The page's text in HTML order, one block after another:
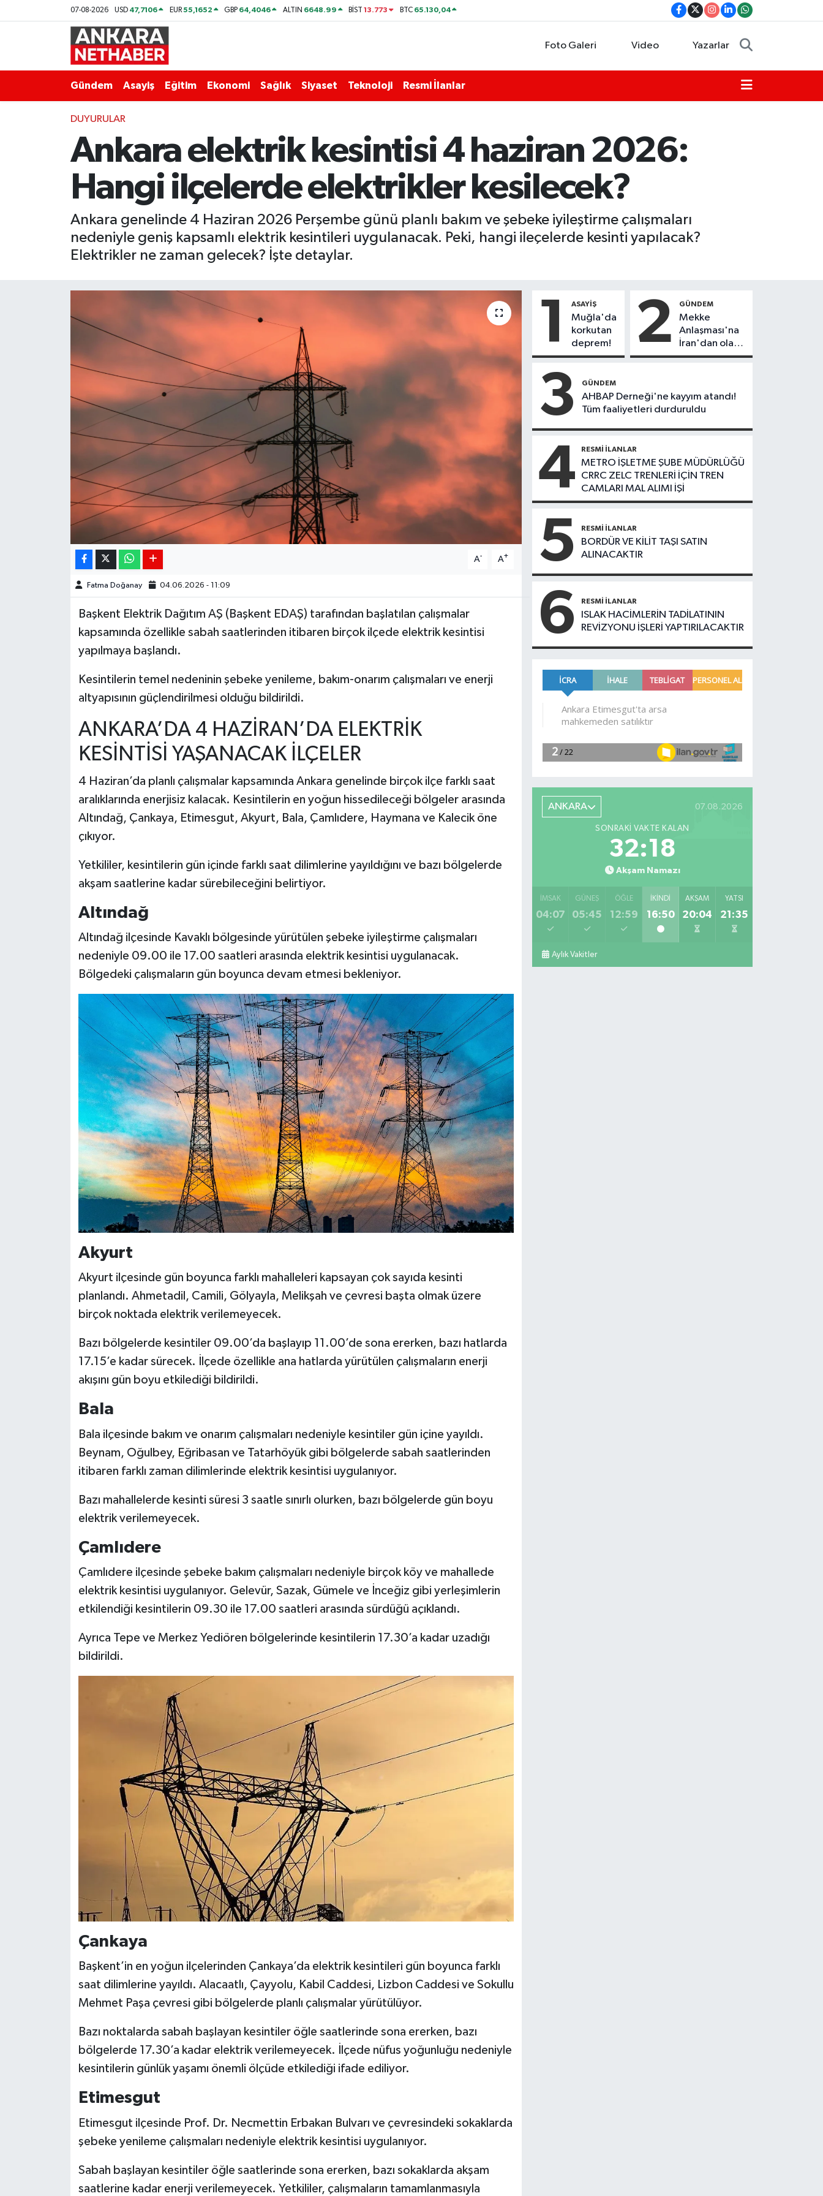
07-08-2026 USD 47,7106 EUR55,1652 GBP 64,4046 ALTIN 6648.99 BİST13.773 BTC 65.130,04
Foto Galeri Video Yazarlar
Gündem Asayiş Eğitim Ekonomi Sağlık Siyaset Teknoloji Resmi İlanlar
DUYURULAR
Ankara elektrik kesintisi 4 haziran 2026:
Hangi ilçelerde elektrikler kesilecek?
Ankara genelinde 4 Haziran 2026 Perşembe günü planlı bakım ve şebeke iyileştirme çalışmaları
nedeniyle geniş kapsamlı elektrik kesintileri uygulanacak. Peki, hangi ileçelerde kesinti yapılacak?
Elektrikler ne zaman gelecek? İşte detaylar.
A- A+
Fatma Doğanay 04.06.2026 - 11:09
Başkent Elektrik Dağıtım AŞ ( Başkent EDAŞ) tarafından başlatılan çalışmalar
kapsamında özellikle sabah saatlerinden itibaren birçok ilçede elektrik kesintisi
yapılmaya başlandı.
Kesintilerin temel nedeninin şebeke yenileme, bakım-onarım çalışmaları ve enerji
altyapısının güçlendirilmesi olduğu bildirildi.
ANKARA’DA 4 HAZİRAN’DA ELEKTRİK
KESİNTİSİ YAŞANACAK İLÇELER
4 Haziran’da planlı çalışmalar kapsamında Ankara genelinde birçok ilçe farklı saat
aralıklarında enerjisiz kalacak. Kesintilerin en yoğun hissedileceği bölgeler arasında
Altındağ, Çankaya, Etimesgut, Akyurt, Bala, Çamlıdere, Haymana ve Kalecik öne
çıkıyor.
Yetkililer, kesintilerin gün içinde farklı saat dilimlerine yayıldığını ve bazı bölgelerde
akşam saatlerine kadar sürebileceğini belirtiyor.
Altındağ
Altındağ ilçesinde Kavaklı bölgesinde yürütülen şebeke iyileştirme çalışmaları
nedeniyle 09.00 ile 17.00 saatleri arasında elektrik kesintisi uygulanacak.
Bölgedeki çalışmaların gün boyunca devam etmesi bekleniyor.
Akyurt
Akyurt ilçesinde gün boyunca farklı mahalleleri kapsayan çok sayıda kesinti
planlandı. Ahmetadil, Camili, Gölyayla, Melikşah ve çevresi başta olmak üzere
birçok noktada elektrik verilemeyecek.
Bazı bölgelerde kesintiler 09.00’da başlayıp 11.00’de sona ererken, bazı hatlarda
17.15’e kadar sürecek. İlçede özellikle ana hatlarda yürütülen çalışmaların enerji
akışını gün boyu etkilediği bildirildi.
Bala
Bala ilçesinde bakım ve onarım çalışmaları nedeniyle kesintiler gün içine yayıldı.
Beynam, Oğulbey, Eğribasan ve Tatarhöyük gibi bölgelerde sabah saatlerinden
itibaren farklı zaman dilimlerinde elektrik kesintisi uygulanıyor.
Bazı mahallelerde kesinti süresi 3 saatle sınırlı olurken, bazı bölgelerde gün boyu
elektrik verilemeyecek.
Çamlıdere
Çamlıdere ilçesinde şebeke bakım çalışmaları nedeniyle birçok köy ve mahallede
elektrik kesintisi uygulanıyor. Gelevür, Sazak, Gümele ve İnceğiz gibi yerleşimlerin
etkilendiği kesintilerin 09.30 ile 17.00 saatleri arasında sürdüğü açıklandı.
Ayrıca Tepe ve Merkez Yediören bölgelerinde kesintilerin 17.30’a kadar uzadığı
bildirildi.
Çankaya
Başkent’in en yoğun ilçelerinden Çankaya’da elektrik kesintileri gün boyunca farklı
saat dilimlerine yayıldı. Alacaatlı, Çayyolu, Kabil Caddesi, Lizbon Caddesi ve Sokullu
Mehmet Paşa çevresi gibi bölgelerde planlı çalışmalar yürütülüyor.
Bazı noktalarda sabah başlayan kesintiler öğle saatlerinde sona ererken, bazı
bölgelerde 17.30’a kadar elektrik verilemeyecek. İlçede nüfus yoğunluğu nedeniyle
kesintilerin günlük yaşamı önemli ölçüde etkilediği ifade ediliyor.
Etimesgut
Etimesgut ilçesinde Prof. Dr. Necmettin Erbakan Bulvarı ve çevresindeki sokaklarda
şebeke yenileme çalışmaları nedeniyle elektrik kesintisi uygulanıyor.
Sabah başlayan kesintiler öğle saatlerinde sona ererken, bazı sokaklarda akşam
saatlerine kadar enerji verilemeyecek. Yetkililer, çalışmaların tamamlanmasıyla
1 ASAYIŞ
Muğla'da
korkutan
deprem!
2 GÜNDEM
Mekke
Anlaşması'na
İran'dan olay
tepki:
3 GÜNDEM
AHBAP Derneği'ne kayyım atandı!
Tüm faaliyetleri durduruldu
4 RESMI İLANLAR
METRO İŞLETME ŞUBE MÜDÜRLÜĞÜ
CRRC ZELC TRENLERİ İÇİN TREN
CAMLARI MAL ALIMI İŞİ
5 RESMI İLANLAR
BORDÜR VE KİLİT TAŞI SATIN
ALINACAKTIR
6 RESMI İLANLAR
ISLAK HACİMLERİN TADİLATININ
REVİZYONU İŞLERİ YAPTIRILACAKTIR
ANKARA 07.08.2026
SONRAKI VAKTE KALAN
32:17
Akşam Namazı
İMSAK
04:07
GÜNEŞ
05:45
ÖĞLE
12:59
İKINDI
16:50
AKŞAM
20:04
YATSI
21:35
Aylık Vakitler
Ekonomi
Gündem
Kim Kimdir Nereli
Resmi İlanlar
Teknoloji
Ankara Hava Durumu
Tüm Manşetler
Son Dakika Haberleri